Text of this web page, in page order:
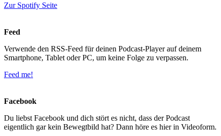
Zur Spotify Seite
Feed
Verwende den RSS-Feed für deinen Podcast-Player auf deinem
Smartphone, Tablet oder PC, um keine Folge zu verpassen.
Feed me!
Facebook
Du liebst Facebook und dich stört es nicht, dass der Podcast
eigentlich gar kein Bewegtbild hat? Dann höre es hier in Videoform.